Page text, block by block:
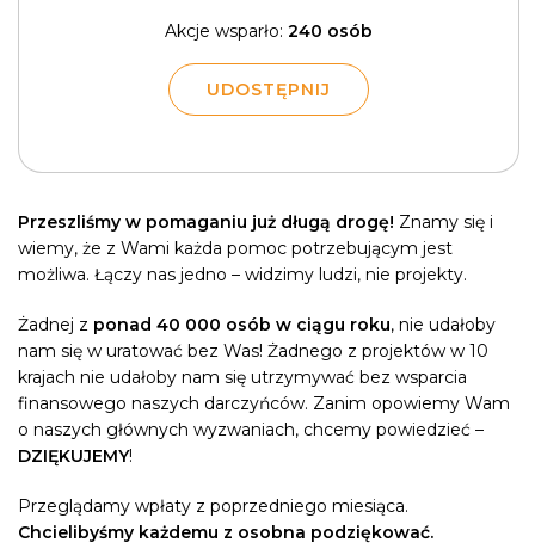
Akcje wsparło: 240 osób
UDOSTĘPNIJ
Przeszliśmy w pomaganiu już długą drogę! Znamy się i
wiemy, że z Wami każda pomoc potrzebującym jest
możliwa. Łączy nas jedno – widzimy ludzi, nie projekty.
Żadnej z ponad 40 000 osób w ciągu roku, nie udałoby
nam się w uratować bez Was! Żadnego z projektów w 10
krajach nie udałoby nam się utrzymywać bez wsparcia
finansowego naszych darczyńców. Zanim opowiemy Wam
o naszych głównych wyzwaniach, chcemy powiedzieć –
DZIĘKUJEMY!
Przeglądamy wpłaty z poprzedniego miesiąca.
Chcielibyśmy każdemu z osobna podziękować.